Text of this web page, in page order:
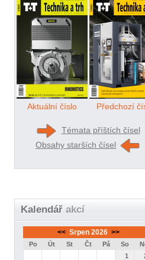
Aktuální číslo Předchozí
Témata příštích čísel
Obsahy starších čísel
Kalendář akcí
<< Srpen 2026 >>
Po Út St Čt Pá So
1